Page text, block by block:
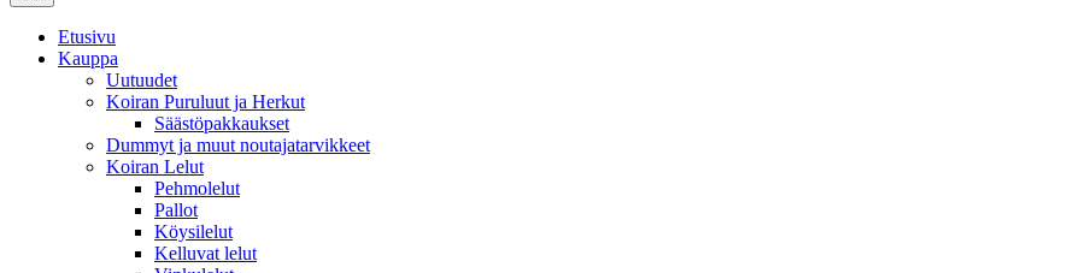
Etusivu
Kauppa
Uutuudet
Koiran Puruluut ja Herkut
Säästöpakkaukset
Dummyt ja muut noutajatarvikkeet
Koiran Lelut
Pehmolelut
Pallot
Köysilelut
Kelluvat lelut